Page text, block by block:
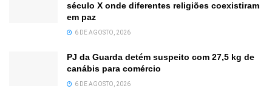
século X onde diferentes religiões coexistiram
em paz
6 DE AGOSTO, 2026
PJ da Guarda detém suspeito com 27,5 kg de
canábis para comércio
6 DE AGOSTO, 2026